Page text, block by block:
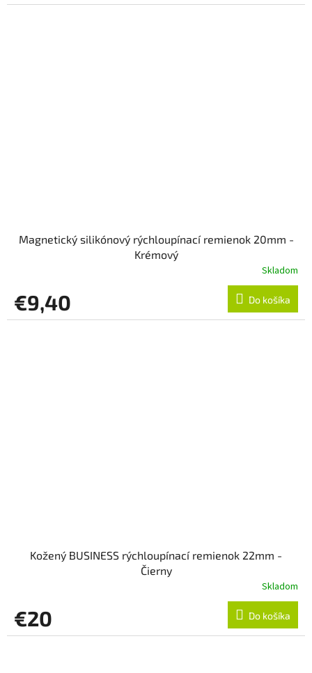
Magnetický silikónový rýchloupínací remienok 20mm -
Krémový
Skladom
€9,40 Do košíka
Kožený BUSINESS rýchloupínací remienok 22mm -
Čierny
Skladom
€20 Do košíka